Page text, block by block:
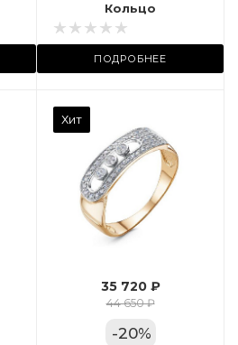
Кольцо
ПОДРОБНЕЕ
Хит
35 720 ₽
44 650 ₽
-20%